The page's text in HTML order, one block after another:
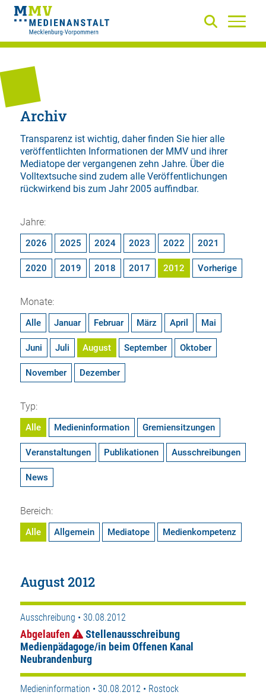
Archiv
Transparenz ist wichtig, daher finden Sie hier alle
veröffentlichten Informationen der MMV und ihrer
Mediatope der vergangenen zehn Jahre. Über die
Volltextsuchesind zudem alle Veröffentlichungen
rückwirkend bis zum Jahr 2005 auffindbar.
Jahre:
2026 2025 2024 2023 2022 2021
2020 2019 2018 2017 2012 Vorherige
Monate:
Alle Januar Februar März April Mai
Juni Juli August September Oktober
November Dezember
Typ:
Alle Medieninformation Gremiensitzungen
Veranstaltungen Publikationen Ausschreibungen
News
Bereich:
Alle Allgemein Mediatope Medienkompetenz
August 2012
Ausschreibung • 30.08.2012
Abgelaufen
Stellenausschreibung
Medienpädagoge/in beim Offenen Kanal
Neubrandenburg
Medieninformation • 30.08.2012 • Rostock